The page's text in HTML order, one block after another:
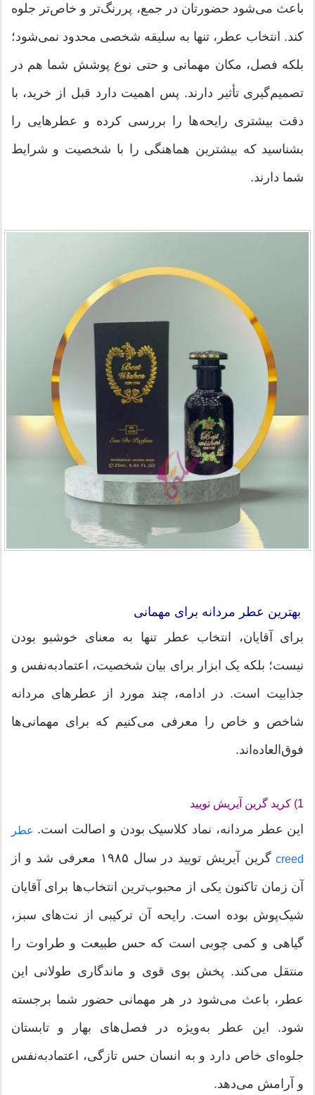
باعث می‌شود حضورتان در جمع، پررنگ‌تر و خاص‌تر جلوه
کند. انتخاب عطر، تنها به سلیقه شخصی محدود نمی‌شود؛
بلکه فصل، مکان مهمانی و حتی نوع پوشش شما هم در
تصمیم‌گیری تأثیر دارند. پس اهمیت دارد قبل از خرید، با
دقت بیشتری رایحه‌ها را بررسی کرده و عطرهایی را
بشناسید که بیشترین هماهنگی را با شخصیت و شرایط
شما دارند.
بهترین عطر مردانه برای مهمانی
برای آقایان، انتخاب عطر تنها به معنای خوشبو بودن
نیست؛ بلکه یک ابزار برای بیان شخصیت، اعتمادبه‌نفس و
جذابیت است. در ادامه، چند مورد از عطرهای مردانه
شاخص و خاص را معرفی می‌کنیم که برای مهمانی‌ها
فوق‌العاده‌اند.
1) کرید گرین آیریش تویید
این عطر مردانه، نماد کلاسیک بودن و اصالت است. عطر
creed گرین آیریش تویید در سال ۱۹۸۵ معرفی شد و از
آن زمان تاکنون یکی از محبوب‌ترین انتخاب‌ها برای آقایان
شیک‌پوش بوده است. رایحه آن ترکیبی از نت‌های سبز،
گیاهی و کمی چوبی است که حس طبیعت و طراوت را
منتقل می‌کند. پخش بوی قوی و ماندگاری طولانی این
عطر، باعث می‌شود در هر مهمانی حضور شما برجسته
شود. این عطر به‌ویژه در فصل‌های بهار و تابستان
جلوه‌ای خاص دارد و به انسان حس تازگی، اعتمادبه‌نفس
و آرامش می‌دهد.